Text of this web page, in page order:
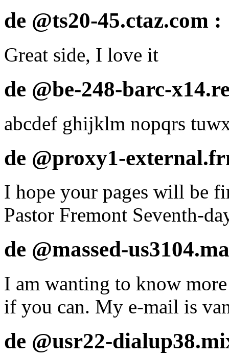
de @ts20-45.ctaz.com :
Great side, I love it
de @be-248-barc-
abcdef ghijklm nopqrs
de @proxy1-
I hope your pages will be
Pastor Fremont Seventh-
de @massed-
I am wanting to know
if you can. My e-mail is
de @usr22-